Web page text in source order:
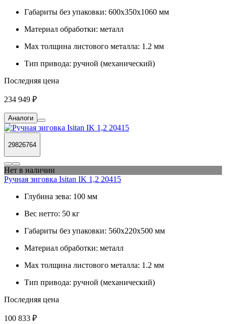
Габариты без упаковки: 600х350х1060 мм
Материал обработки: металл
Max толщина листового металла: 1.2 мм
Тип привода: ручной (механический)
Последняя цена
234 949 ₽
Аналоги
29826764
Нет в наличии
Ручная зиговка Isitan IK 1,2 20415
Глубина зева: 100 мм
Вес нетто: 50 кг
Габариты без упаковки: 560х220х500 мм
Материал обработки: металл
Max толщина листового металла: 1.2 мм
Тип привода: ручной (механический)
Последняя цена
100 833 ₽